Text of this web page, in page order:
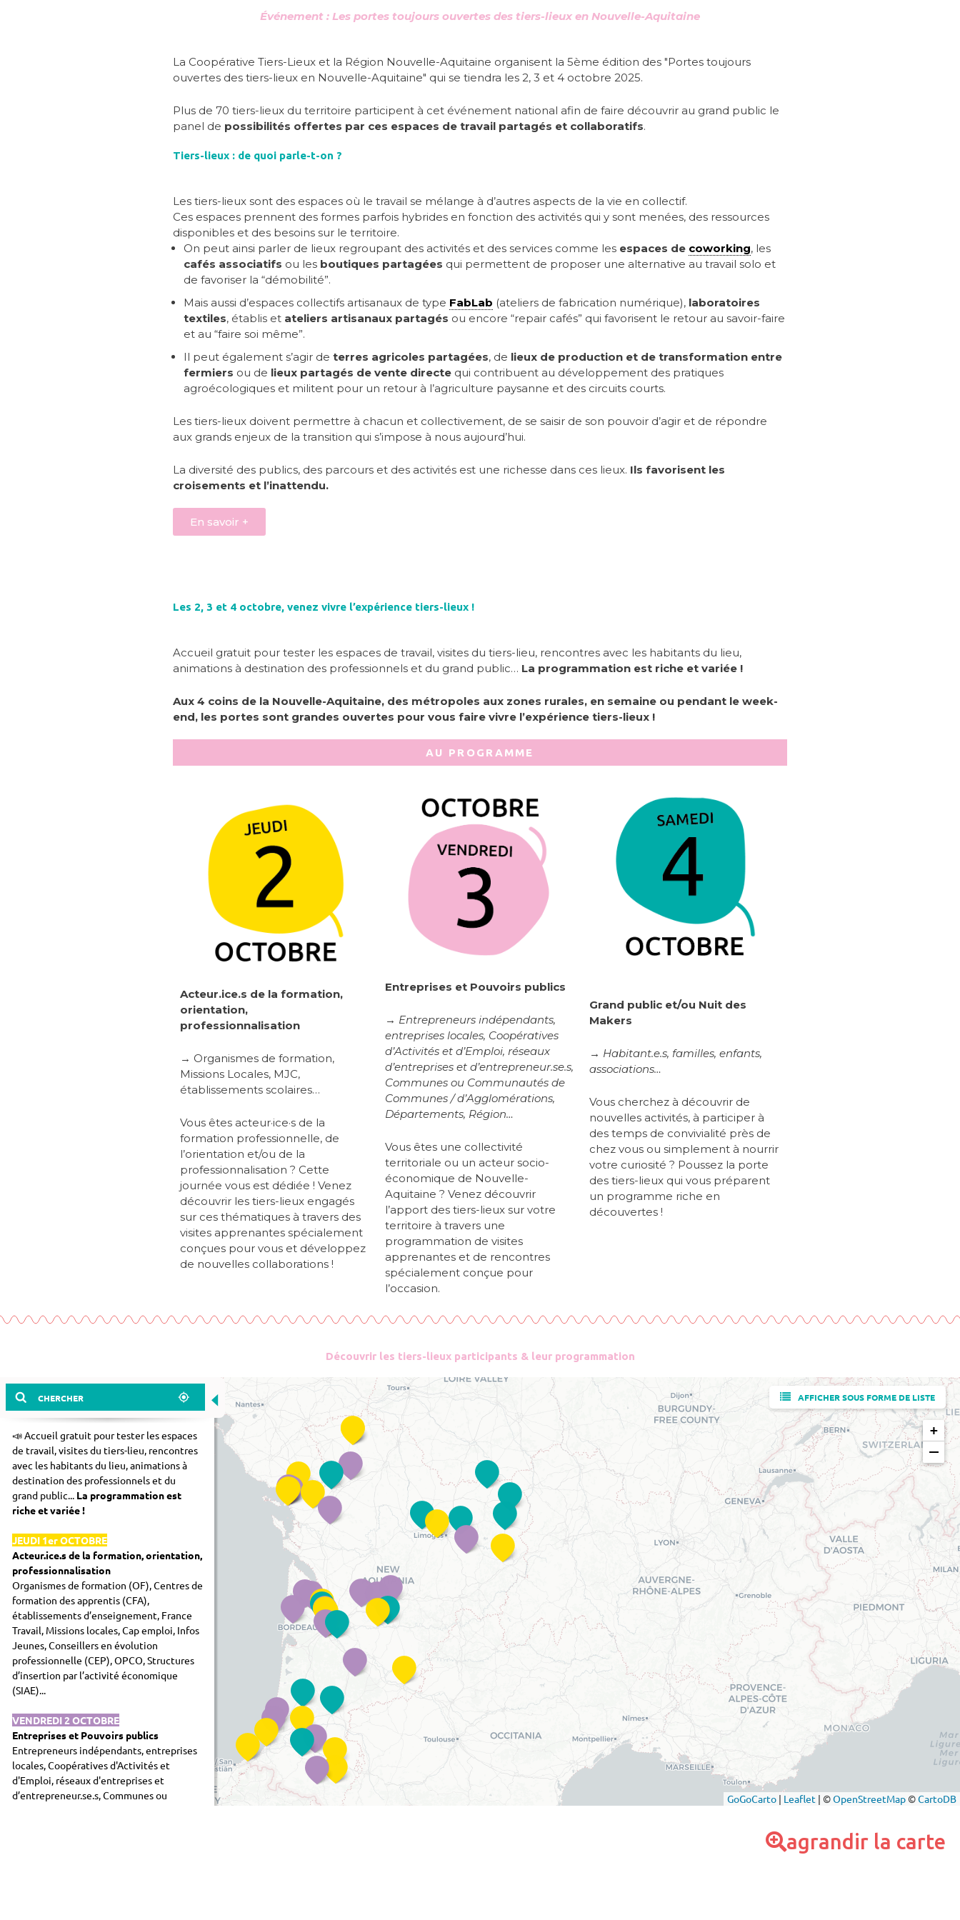
Événement : Les portes toujours ouvertes des tiers-lieux en Nouvelle-Aquitaine
La Coopérative Tiers-Lieux et la Région Nouvelle-Aquitaine organisent la 5ème édition des "Portes toujours
ouvertes des tiers-lieux en Nouvelle-Aquitaine" qui se tiendra les 2, 3 et 4 octobre 2025.
Plus de 70 tiers-lieux du territoire participent à cet événement national afin de faire découvrir au grand public le
panel de possibilités offertes par ces espaces de travail partagés et collaboratifs.
Tiers-lieux : de quoi parle-t-on ?
Les tiers-lieux sont des espaces où le travail se mélange à d’autres aspects de la vie en collectif.
Ces espaces prennent des formes parfois hybrides en fonction des activités qui y sont menées, des ressources
disponibles et des besoins sur le territoire.
On peut ainsi parler de lieux regroupant des activités et des services comme les espaces de coworking, les
cafés associatifs ou les boutiques partagées qui permettent de proposer une alternative au travail solo et
de favoriser la “démobilité”.
Mais aussi d’espaces collectifs artisanaux de type FabLab (ateliers de fabrication numérique), laboratoires
textiles, établis et ateliers artisanaux partagés ou encore “repair cafés” qui favorisent le retour au savoir-faire
et au “faire soi même”.
Il peut également s’agir de terres agricoles partagées, de lieux de production et de transformation entre
fermiers ou de lieux partagés de vente directe qui contribuent au développement des pratiques
agroécologiques et militent pour un retour à l’agriculture paysanne et des circuits courts.
Les tiers-lieux doivent permettre à chacun et collectivement, de se saisir de son pouvoir d’agir et de répondre
aux grands enjeux de la transition qui s’impose à nous aujourd’hui.
La diversité des publics, des parcours et des activités est une richesse dans ces lieux. Ils favorisent les
croisements et l’inattendu.
En savoir +
Les 2, 3 et 4 octobre, venez vivre l’expérience tiers-lieux !
Accueil gratuit pour tester les espaces de travail, visites du tiers-lieu, rencontres avec les habitants du lieu,
animations à destination des professionnels et du grand public… La programmation est riche et variée !
Aux 4 coins de la Nouvelle-Aquitaine, des métropoles aux zones rurales, en semaine ou pendant le week-
end, les portes sont grandes ouvertes pour vous faire vivre l’expérience tiers-lieux !
AU PROGRAMME
Acteur.ice.s de la formation,
orientation,
professionnalisation
→ Organismes de formation,
Missions Locales, MJC,
établissements scolaires…
Vous êtes acteur·ice·s de la
formation professionnelle, de
l’orientation et/ou de la
professionnalisation ? Cette
journée vous est dédiée ! Venez
découvrir les tiers-lieux engagés
sur ces thématiques à travers des
visites apprenantes spécialement
conçues pour vous et développez
de nouvelles collaborations !
Entreprises et Pouvoirs publics
→ Entrepreneurs indépendants,
entreprises locales, Coopératives
d’Activités et d’Emploi, réseaux
d’entreprises et d’entrepreneur.se.s,
Communes ou Communautés de
Communes / d’Agglomérations,
Départements, Région…
Vous êtes une collectivité
territoriale ou un acteur socio-
économique de Nouvelle-
Aquitaine ? Venez découvrir
l’apport des tiers-lieux sur votre
territoire à travers une
programmation de visites
apprenantes et de rencontres
spécialement conçue pour
l’occasion.
Grand public et/ou Nuit des
Makers
→ Habitant.e.s, familles, enfants,
associations…
Vous cherchez à découvrir de
nouvelles activités, à participer à
des temps de convivialité près de
chez vous ou simplement à nourrir
votre curiosité ? Poussez la porte
des tiers-lieux qui vous préparent
un programme riche en
découvertes !
Découvrir les tiers-lieux participants & leur programmation
agrandir la carte